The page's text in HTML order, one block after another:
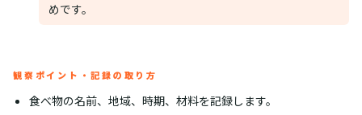
めです。
観察ポイント・記録の取り方
食べ物の名前、地域、時期、材料を記録します。